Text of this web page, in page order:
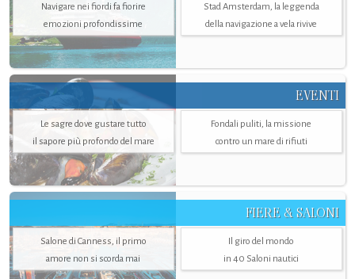
Navigare nei fiordi fa fiorire
emozioni profondissime
Stad Amsterdam, la leggenda
della navigazione a vela rivive
EVENTI
Le sagre dove gustare tutto
il sapore più profondo del mare
Fondali puliti, la missione
contro un mare di rifiuti
FIERE & SALONI
Salone di Canness, il primo
amore non si scorda mai
Il giro del mondo
in 40 Saloni nautici